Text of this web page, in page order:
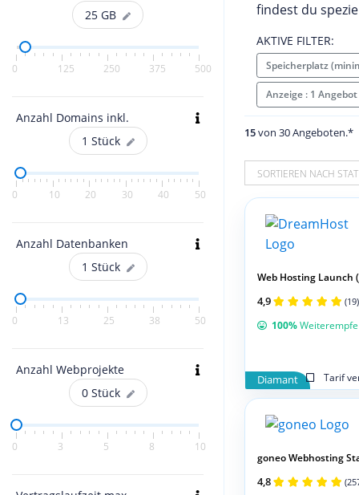
25 GB
0 125 250 375 500
Anzahl Domains inkl.
1 Stück
0 10 20 30 40 50
Anzahl Datenbanken
1 Stück
0 13 25 38 50
Anzahl Webprojekte
0 Stück
0 3 5 8 10
findest du
AKTIVE FILTER:
Speicherplatz
Anzeige : 1
15von 30 Angeboten.*
SORTIEREN NACH
Diamant Tarif
Web Hosting Launch
4,9 (19)
100%
goneo Webhosting
4,8